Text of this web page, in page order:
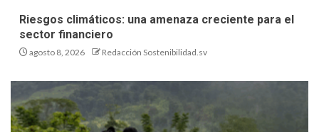
Riesgos climáticos: una amenaza creciente para el
sector financiero
agosto 8, 2026 Redacción Sostenibilidad.sv